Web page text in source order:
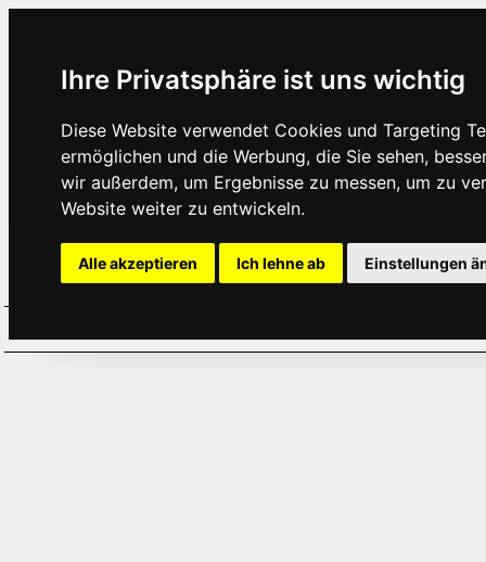
Ihre Privatsphäre ist uns wichtig
Diese Website verwendet Cookies und Targeting
ermöglichen und die Werbung, die Sie sehen,
wir außerdem, um Ergebnisse zu messen, um zu
Website weiter zu entwickeln.
Alle akzeptieren Ich lehne ab Einstellungen